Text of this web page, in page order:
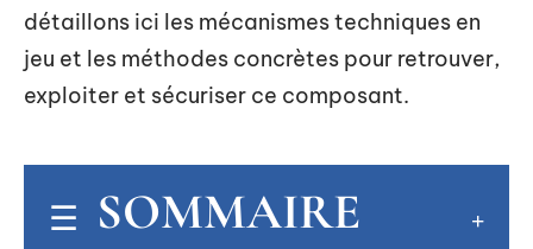
détaillons ici les mécanismes techniques en
jeu et les méthodes concrètes pour retrouver,
exploiter et sécuriser ce composant.
SOMMAIRE